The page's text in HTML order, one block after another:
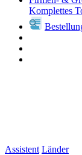
Komplettes
Assistent Länder